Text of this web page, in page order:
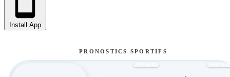
Install App
PRONOSTICS SPORTIFS
NOUVEAU